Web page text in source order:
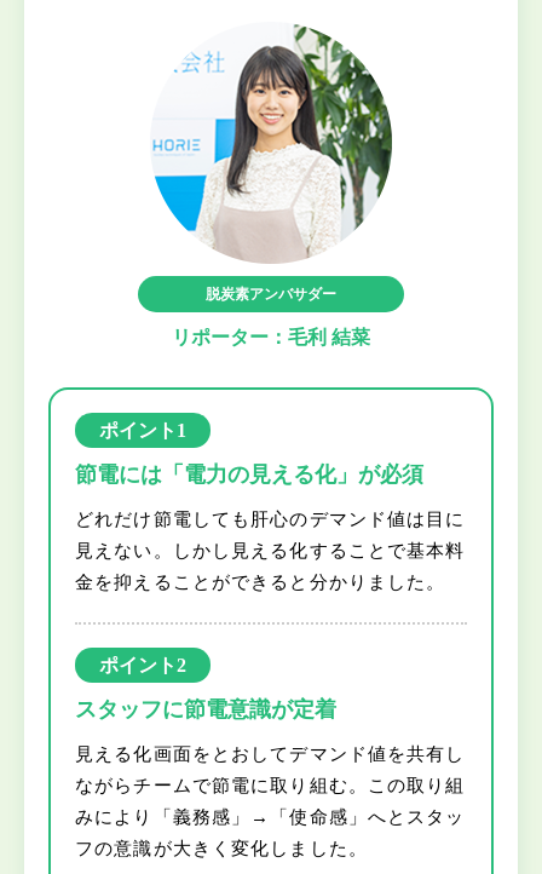
脱炭素アンバサダー
リポーター：毛利 結菜
ポイント1
節電には「電力の見える化」が必須
どれだけ節電しても肝心のデマンド値は目に
見えない。しかし見える化することで基本料
金を抑えることができると分かりました。
ポイント2
スタッフに節電意識が定着
見える化画面をとおしてデマンド値を共有し
ながらチームで節電に取り組む。この取り組
みにより「義務感」→「使命感」へとスタッ
フの意識が大きく変化しました。